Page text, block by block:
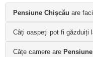
Pensiune Chișcău are
Câți oaspeți pot fi găzduiți
Câțe camere are